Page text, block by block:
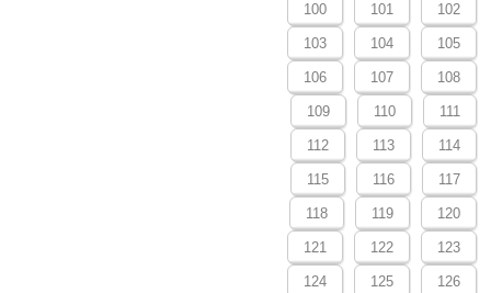
100 101 102
103 104 105
106 107 108
109 110 111
112 113 114
115 116 117
118 119 120
121 122 123
124 125 126